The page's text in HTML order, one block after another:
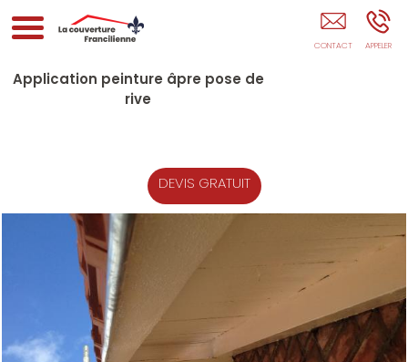
La Couverture Francilienne PARIS
Application peinture âpre pose de
rive
DEVIS GRATUIT